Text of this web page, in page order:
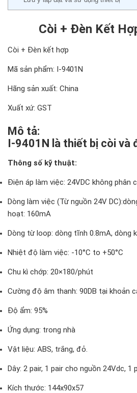
Còi + Đèn Kết
Còi + Đèn kết hợp
Mã sản phẩm: I-9401N
Hãng sản xuất: China
Xuất xứ: GST
Mô tả:
I-9401N là thiết bị còi và
Thông số kỹ thuật:
Điện áp làm việc: 24VDC không phân
Dòng làm việc (Từ nguồn 24V
hoạt: 160mA
Dòng từ loop: dòng tĩnh 0.8mA, dòng
Nhiệt độ làm việc: -10°C to +50°C
Chu kì chớp: 20×180/phút
Cường độ âm thanh: 90DB tại khoản
Độ ẩm: 95%
Ứng dụng: trong nhà
Vật liệu: ABS, trắng, đỏ.
Dây: 2 pair, 1 pair cho nguồn 24Vdc, 1
Kích thước: 144x90x57